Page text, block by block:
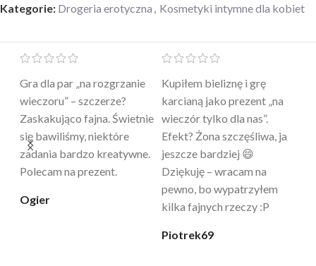
Kategorie: Drogeria erotyczna Kosmetyki intymne dla kobiet
Mini masażer jest…
genialny. Cichy, poręczny,
skuteczny. Myślałam, że to
tylko „zabawka”, a tu
proszę – uzależnia 😅
cicha_niespodzianka
Ten żel intymny to był
strzał w 10 – nie tylko
poprawia komfort, ale też
daje przyjemne uczucie
ciepła. Nie uczula, bez
zapachu. Kupuję już 3 raz i
na pewno nie raz kupie
klaudia_xx